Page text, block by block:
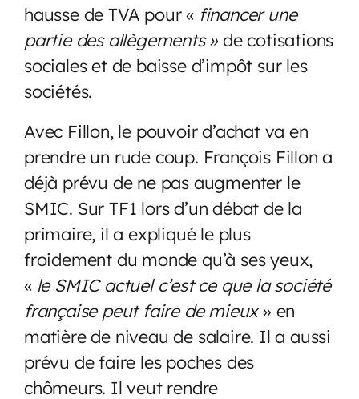
hausse de TVA pour « financer une
partie des allègements »de cotisations
sociales et de baisse d’impôt sur les
sociétés.
Avec Fillon, le pouvoir d’achat va en
prendre un rude coup. François Fillon a
déjà prévu de ne pas augmenter le
SMIC. Sur TF1 lors d’un débat de la
primaire, il a expliqué le plus
froidement du monde qu’à ses yeux,
« le SMIC actuel c’est ce que la société
française peut faire de mieux» en
matière de niveau de salaire. Il a aussi
prévu de faire les poches des
chômeurs. Il veut rendre